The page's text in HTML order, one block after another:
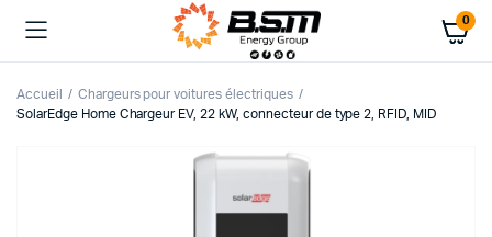
0
Accueil
Chargeurs pour voitures électriques
SolarEdge Home Chargeur EV, 22 kW, connecteur de type 2, RFID, MID